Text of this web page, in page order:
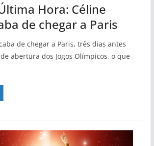
Hora: Céline
de chegar a Paris
de chegar a Paris, três dias antes
abertura dos Jogos Olímpicos, o que